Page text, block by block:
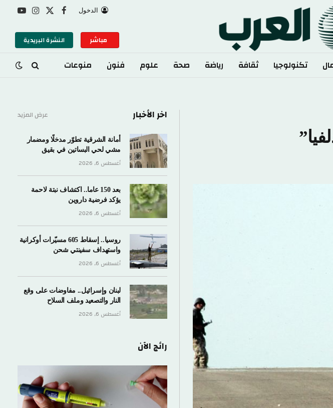
الدخول فيسبوك
X
الانستغرام
يوتيوب
مباشر النشرة البريدية
تكنولوجيا ثقافة رياضة صحة علوم فنون منوعات
اخر الأخبار عرض المزيد
أمانة الشرقية تطوّر مدخلًا ومضمار
مشي لحي البساتين في بقيق
أغسطس 6, 2026
بعد 150 عاما.. اكتشاف نبتة لاحمة
يؤكد فرضية داروين
أغسطس 6, 2026
روسيا.. إسقاط 605 مسيّرات أوكرانية
واستهداف سفينتي شحن
أغسطس 6, 2026
لبنان وإسرائيل.. مفاوضات على وقع
النار والتصعيد وملف السلاح
أغسطس 6, 2026
رائج الآن